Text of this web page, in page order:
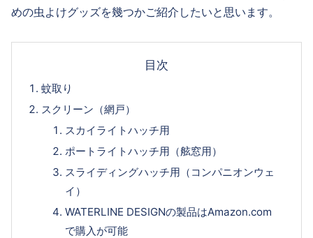
めの虫よけグッズを幾つかご紹介したいと思います。
目次
蚊取り
スクリーン（網戸）
スカイライトハッチ用
ポートライトハッチ用（舷窓用）
スライディングハッチ用（コンパニオンウェ
イ）
WATERLINE DESIGNの製品はAmazon.com
で購入が可能